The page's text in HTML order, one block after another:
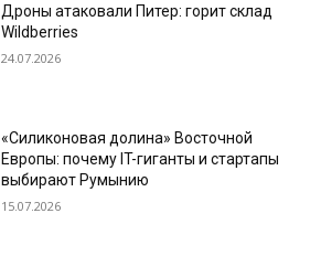
Дроны атаковали Питер: горит склад
Wildberries
24.07.2026
«Силиконовая долина» Восточной
Европы: почему IT-гиганты и стартапы
выбирают Румынию
15.07.2026